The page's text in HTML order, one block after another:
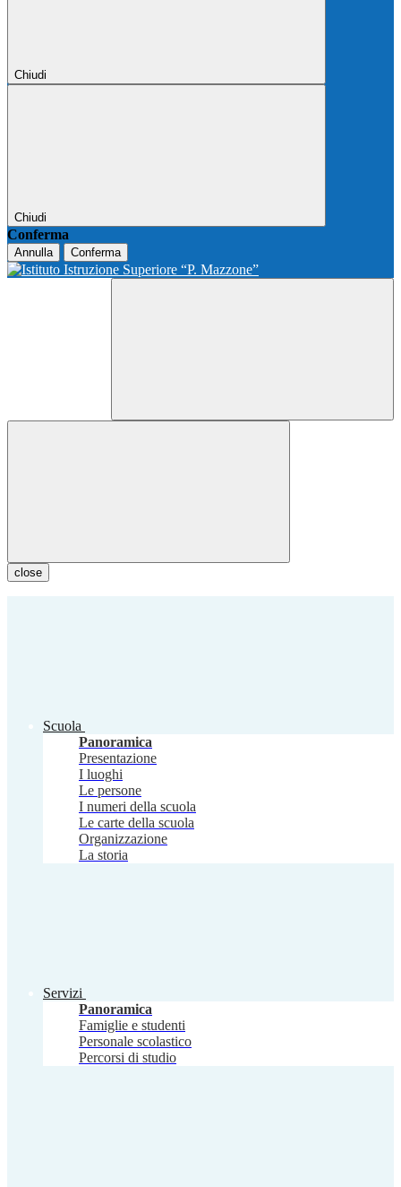
Chiudi
Chiudi
Conferma
Annulla Conferma
close
Scuola
Panoramica
Presentazione
I luoghi
Le persone
I numeri della scuola
Le carte della scuola
Organizzazione
La storia
Servizi
Panoramica
Famiglie e studenti
Personale scolastico
Percorsi di studio